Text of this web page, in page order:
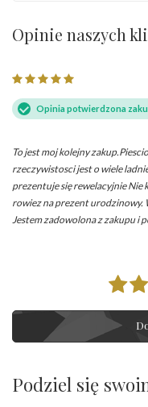
Opinie naszych
Opinia potwierdzona
To jest moj kolejny
rzeczywistosci jest o wiele
prezentuje się rewelacyjnie Nie
rowiez na prezent urodzinowy.
Jestem zadowolona z zakupu i
Podziel się